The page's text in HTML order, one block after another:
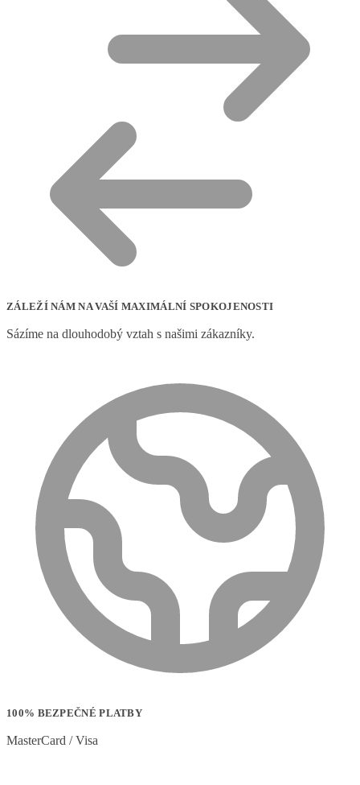
ZÁLEŽÍ NÁM NA VAŠÍ MAXIMÁLNÍ SPOKOJENOSTI
Sázíme na dlouhodobý vztah s našimi zákazníky.
100% BEZPEČNÉ PLATBY
MasterCard / Visa